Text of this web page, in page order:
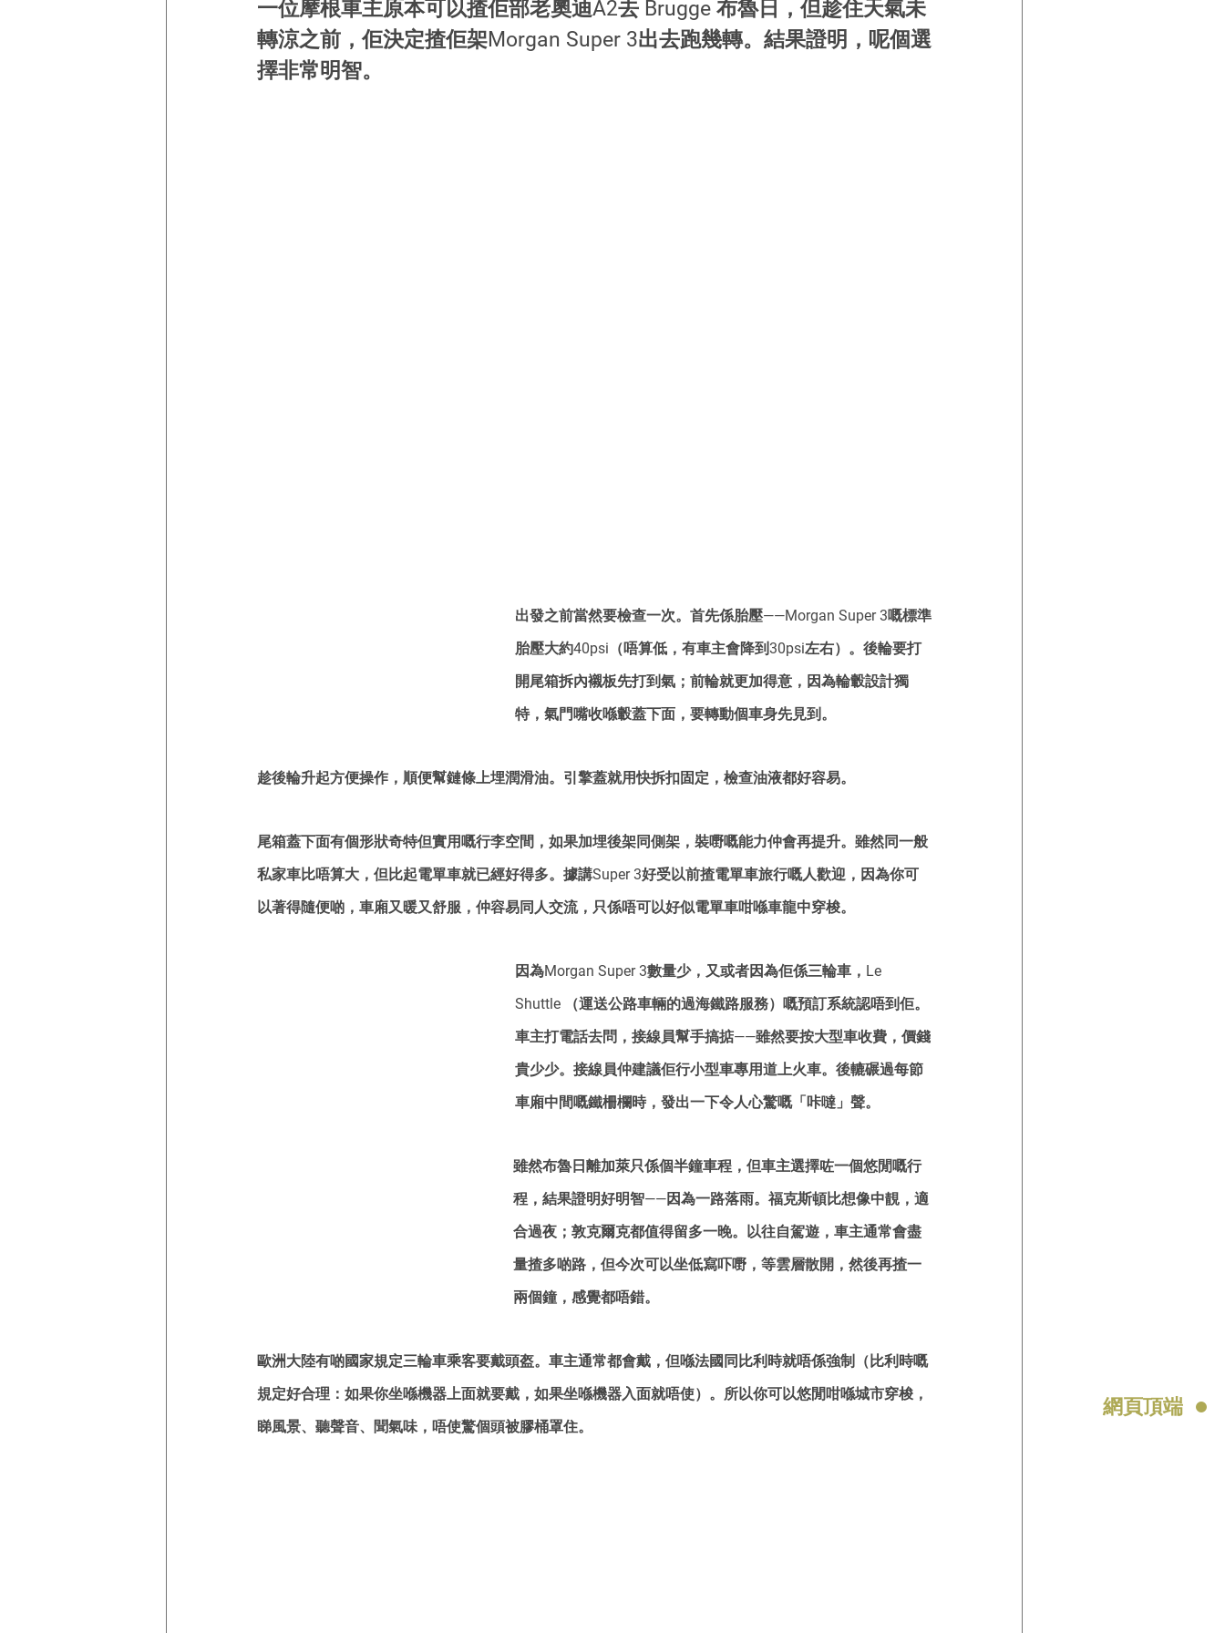
網頁頂端
一位摩根車主原本可以揸佢部老奧迪A2去 Brugge 布魯日，但趁住天氣未
轉涼之前，佢決定揸佢架Morgan Super 3出去跑幾轉。結果證明，呢個選
擇非常明智。
出發之前當然要檢查一次。首先係胎壓——Morgan Super 3嘅標準
胎壓大約40psi（唔算低，有車主會降到30psi左右）。後輪要打
開尾箱拆內襯板先打到氣；前輪就更加得意，因為輪轂設計獨
特，氣門嘴收喺轂蓋下面，要轉動個車身先見到。
趁後輪升起方便操作，順便幫鏈條上埋潤滑油。引擎蓋就用快拆扣固定，檢查油液都好容易。
尾箱蓋下面有個形狀奇特但實用嘅行李空間，如果加埋後架同側架，裝嘢嘅能力仲會再提升。雖然同一般
私家車比唔算大，但比起電單車就已經好得多。據講Super 3好受以前揸電單車旅行嘅人歡迎，因為你可
以著得隨便啲，車廂又暖又舒服，仲容易同人交流，只係唔可以好似電單車咁喺車龍中穿梭。
因為Morgan Super 3數量少，又或者因為佢係三輪車，Le
Shuttle （運送公路車輛的過海鐵路服務）嘅預訂系統認唔到佢。
車主打電話去問，接線員幫手搞掂——雖然要按大型車收費，價錢
貴少少。接線員仲建議佢行小型車專用道上火車。後轆碾過每節
車廂中間嘅鐵柵欄時，發出一下令人心驚嘅「咔噠」聲。
雖然布魯日離加萊只係個半鐘車程，但車主選擇咗一個悠閒嘅行
程，結果證明好明智——因為一路落雨。福克斯頓比想像中靚，適
合過夜；敦克爾克都值得留多一晚。以往自駕遊，車主通常會盡
量揸多啲路，但今次可以坐低寫吓嘢，等雲層散開，然後再揸一
兩個鐘，感覺都唔錯。
歐洲大陸有啲國家規定三輪車乘客要戴頭盔。車主通常都會戴，但喺法國同比利時就唔係強制（比利時嘅
規定好合理：如果你坐喺機器上面就要戴，如果坐喺機器入面就唔使）。所以你可以悠閒咁喺城市穿梭，
睇風景、聽聲音、聞氣味，唔使驚個頭被膠桶罩住。